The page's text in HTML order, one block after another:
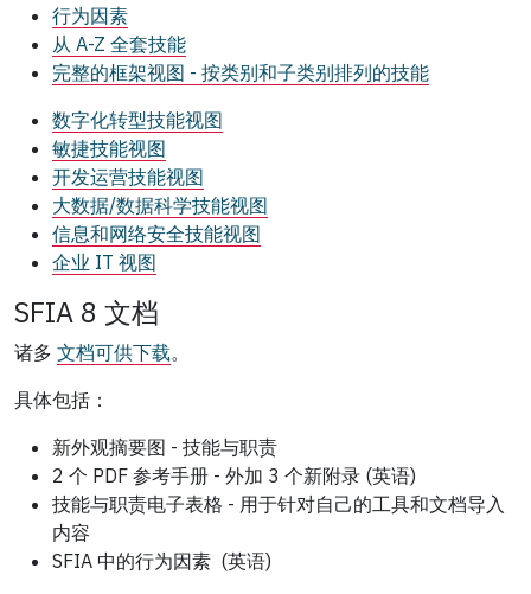
行为因素
从 A-Z 全套技能
完整的框架视图 - 按类别和子类别排列的技能
数字化转型技能视图
敏捷技能视图
开发运营技能视图
大数据/数据科学技能视图
信息和网络安全技能视图
企业 IT 视图
SFIA 8 文档
诸多 文档可供下载。
具体包括：
新外观摘要图 - 技能与职责
2 个 PDF 参考手册 - 外加 3 个新附录 (英语)
技能与职责电子表格 - 用于针对自己的工具和文档导入
内容
SFIA 中的行为因素 (英语)